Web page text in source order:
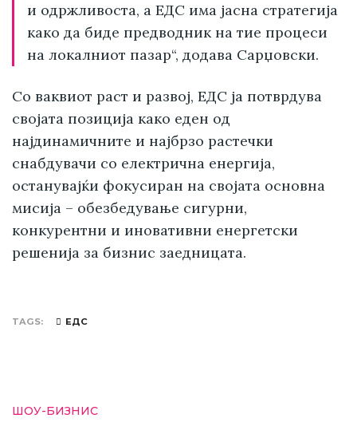
и одржливоста, а ЕДС има јасна стратегија
како да биде предводник на тие процеси
на локалниот пазар“, додава Сарџовски.
Со ваквиот раст и развој, ЕДС ја потврдува
својата позиција како еден од
најдинамичните и најбрзо растечки
снабдувачи со електрична енергија,
останувајќи фокусиран на својата основна
мисија – обезбедување сигурни,
конкурентни и иновативни енергетски
решенија за бизнис заедницата.
TAGS ЕДС
ШОУ-БИЗНИС